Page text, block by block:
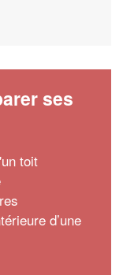
ses
toit
d’une